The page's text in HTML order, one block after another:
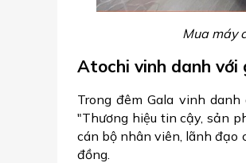
Mua máy
Atochi vinh danh
Trong đêm Gala vinh
"Thương hiệu tin cậy, sản
cán bộ nhân viên, lãnh đạo
đồng.